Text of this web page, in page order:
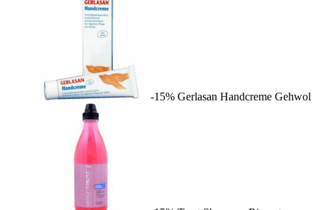
-15% Gerlasan Handcreme Gehwol